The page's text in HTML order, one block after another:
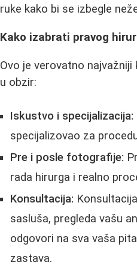
ruke kako bi se izbegle
Kako izabrati pravog
Ovo je verovatno
u obzir:
Iskustvo i specijalizacija:
specijalizovao za
Pre i posle fotografije:
rada hirurga i realno
Konsultacija:
sasluša, pregleda vašu
odgovori na sva vaša
zastava.